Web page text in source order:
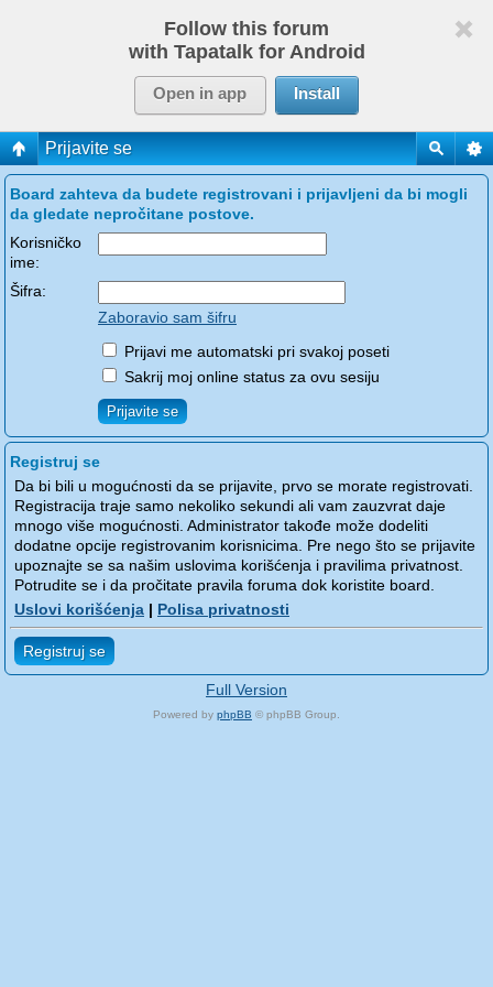
Follow this forum
with Tapatalk for Android
Open in app Install
Prijavite se
Board zahteva da budete registrovani i prijavljeni da bi mogli
da gledate nepročitane postove.
Korisničko
ime:
Šifra:
Zaboravio sam šifru
Prijavi me automatski pri svakoj poseti
Sakrij moj online status za ovu sesiju
Registruj se
Da bi bili u mogućnosti da se prijavite, prvo se morate registrovati.
Registracija traje samo nekoliko sekundi ali vam zauzvrat daje
mnogo više mogućnosti. Administrator takođe može dodeliti
dodatne opcije registrovanim korisnicima. Pre nego što se prijavite
upoznajte se sa našim uslovima korišćenja i pravilima privatnost.
Potrudite se i da pročitate pravila foruma dok koristite board.
Uslovi korišćenja | Polisa privatnosti
Registruj se
Full Version
Powered by phpBB © phpBB Group.